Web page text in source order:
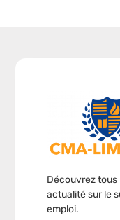
Découvrez tous
actualité sur le
emploi.